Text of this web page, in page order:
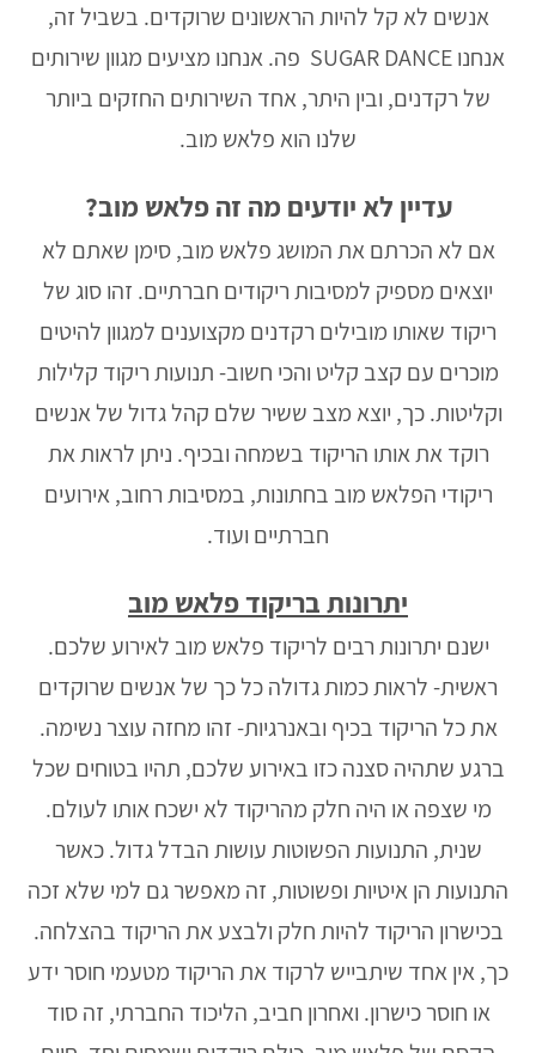
אנשים לא קל להיות הראשונים שרוקדים. בשביל זה,
אנחנו SUGAR DANCE פה. אנחנו מציעים מגוון שירותים
של רקדנים, ובין היתר, אחד השירותים החזקים ביותר
שלנו הוא פלאש מוב.
עדיין לא יודעים מה זה פלאש מוב?
אם לא הכרתם את המושג פלאש מוב, סימן שאתם לא
יוצאים מספיק למסיבות ריקודים חברתיים. זהו סוג של
ריקוד שאותו מובילים רקדנים מקצוענים למגוון להיטים
מוכרים עם קצב קליט והכי חשוב- תנועות ריקוד קלילות
וקליטות. כך, יוצא מצב ששיר שלם קהל גדול של אנשים
רוקד את אותו הריקוד בשמחה ובכיף. ניתן לראות את
ריקודי הפלאש מוב בחתונות, במסיבות רחוב, אירועים
חברתיים ועוד.
יתרונות בריקוד פלאש מוב
ישנם יתרונות רבים לריקוד פלאש מוב לאירוע שלכם.
ראשית- לראות כמות גדולה כל כך של אנשים שרוקדים
את כל הריקוד בכיף ובאנרגיות- זהו מחזה עוצר נשימה.
ברגע שתהיה סצנה כזו באירוע שלכם, תהיו בטוחים שכל
מי שצפה או היה חלק מהריקוד לא ישכח אותו לעולם.
שנית, התנועות הפשוטות עושות הבדל גדול. כאשר
התנועות הן איטיות ופשוטות, זה מאפשר גם למי שלא זכה
בכישרון הריקוד להיות חלק ולבצע את הריקוד בהצלחה.
כך, אין אחד שיתבייש לרקוד את הריקוד מטעמי חוסר ידע
או חוסר כישרון. ואחרון חביב, הליכוד החברתי, זה סוד